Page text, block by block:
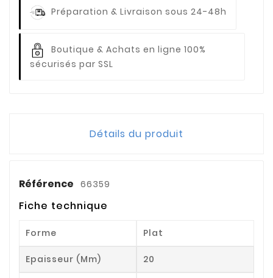
Préparation & Livraison sous 24-48h
Boutique & Achats en ligne 100%
sécurisés par SSL
Détails du produit
Référence 66359
Fiche technique
Forme Plat
Epaisseur (mm) 20